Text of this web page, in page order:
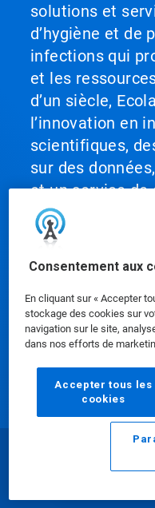
Consentement aux
En cliquant sur « Accepter
stockage des cookies sur
navigation sur le site,
dans nos efforts de
Accepter tous les
cookies
solutions et
d’hygiène et de
infections qui
et les
d’un siècle,
l’innovation en
scientifiques,
sur des
et un service de
combinaison
collaborer avec
ce qui se fait de
ainsi à
optimales.
Nos produits